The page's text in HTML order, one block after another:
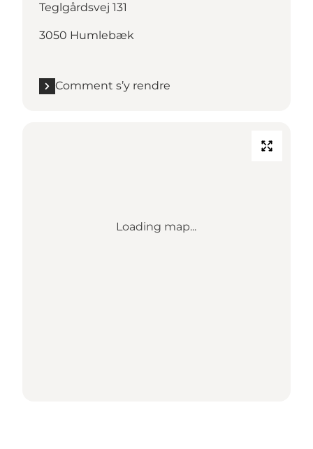
Teglgårdsvej 131
3050 Humlebæk
Comment s’y rendre
Loading map...